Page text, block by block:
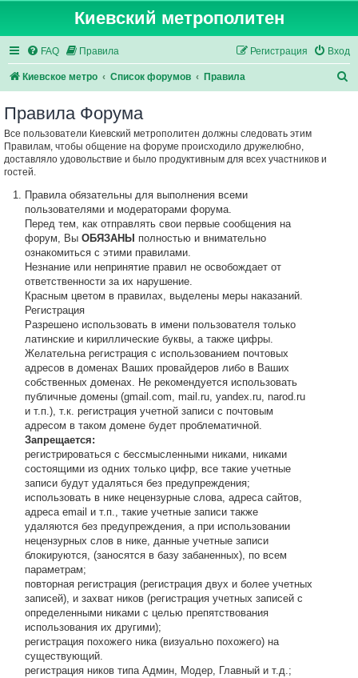
Киевский метрополитен
FAQ Правила Вход
Регистрация
Киевское метро Список форумов Правила
Правила Форума
Все пользователи Киевский метрополитен должны следовать этим
Правилам, чтобы общение на форуме происходило дружелюбно,
доставляло удовольствие и было продуктивным для всех участников и
гостей.
Правила обязательны для выполнения всеми
пользователями и модераторами форума.
Перед тем, как отправлять свои первые сообщения на
форум, ВыОБЯЗАНЫ полностью и внимательно
ознакомиться с этими правилами.
Незнание или непринятие правил не освобождает от
ответственности за их нарушение.
Красным цветом в правилах, выделены меры наказаний.
Регистрация
Разрешено использовать в имени пользователя только
латинские и кириллические буквы, а также цифры.
Желательна регистрация с использованием почтовых
адресов в доменах Ваших провайдеров либо в Ваших
собственных доменах. Не рекомендуется использовать
публичные домены (gmail.com, mail.ru, yandex.ru, narod.ru
и т.п.), т.к. регистрация учетной записи с почтовым
адресом в таком домене будет проблематичной.
Запрещается:
регистрироваться с бессмысленными никами, никами
состоящими из одних только цифр, все такие учетные
записи будут удаляться без предупреждения;
использовать в нике нецензурные слова, адреса сайтов,
адреса email и т.п., такие учетные записи также
удаляются без предупреждения, а при использовании
нецензурных слов в нике, данные учетные записи
блокируются, (заносятся в базу забаненных), по всем
параметрам;
повторная регистрация (регистрация двух и более учетных
записей), и захват ников (регистрация учетных записей с
определенными никами с целью препятствования
использования их другими);
регистрация похожего ника (визуально похожего) на
существующий.
регистрация ников типа Админ, Модер, Главный и т.д.;